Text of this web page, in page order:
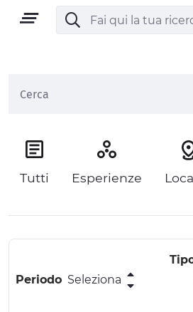
OUTDOOR
CULTURA
Tutti Esperienze
Periodo Seleziona